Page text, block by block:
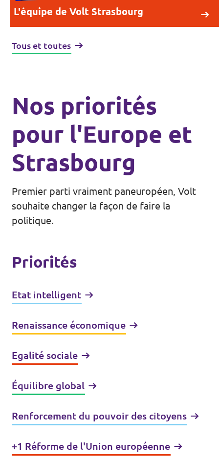
L'équipe de Volt Strasbourg
Tous et toutes
Nos priorités
pour l'Europe et
Strasbourg
Premier parti vraiment paneuropéen, Volt
souhaite changer la façon de faire la
politique.
Priorités
Etat intelligent
Renaissance économique
Egalité sociale
Équilibre global
Renforcement du pouvoir des citoyens
+1 Réforme de l'Union européenne